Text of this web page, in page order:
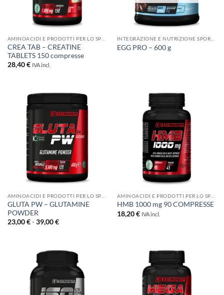
CREA TAB – CREATINE
TABLETS 150 compresse
28,40€ IVA incl.
EGG PRO – 600 g
GLUTA PW – GLUTAMINE
POWDER
23,00€ - 39,00€Fascia
39,00 €
HMB 1000 mg 90 COMPRESSE
18,20€ IVA incl.